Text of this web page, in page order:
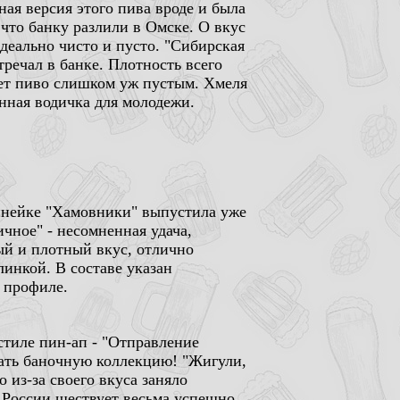
версия этого пива вроде и была
банку разлили в Омске. О вкус
чисто и пусто. "Сибирская
в банке. Плотность всего
пиво слишком уж пустым. Хмеля
водичка для молодежи.
"Хамовники" выпустила уже
- несомненная удача,
и плотный вкус, отлично
В составе указан
профиле.
пин-ап - "Отправление
баночную коллекцию! "Жигули,
за своего вкуса заняло